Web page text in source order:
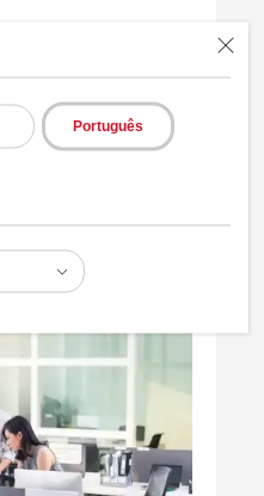
Português
do papel
de documentos de